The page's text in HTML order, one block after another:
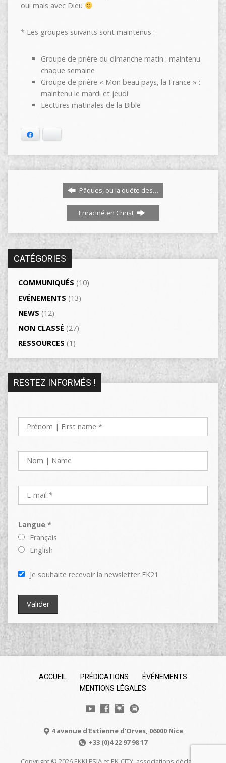
oui mais avec Dieu
* Les groupes suivants sont maintenus :
Groupe de prière du dimanche matin : maintenu
chaque semaine
Groupe de prière « Mon beau pays, la France » :
maintenu le mardi et jeudi
Lectures matinales de la Bible
Pâques, ou la quête des…
Enraciné en Christ
CATÉGORIES
COMMUNIQUÉS (10)
EVÉNEMENTS (13)
NEWS (12)
NON CLASSÉ (27)
RESSOURCES (1)
RESTEZ INFORMÉS !
Langue *
Français
English
Je souhaite recevoir la newsletter EK21
ACCUEIL PRÉDICATIONS
ÉVÉNEMENTS
MENTIONS LÉGALES
4 avenue d'Estienne d'Orves, 06000 Nice
+33 (0)4 22 97 98 17